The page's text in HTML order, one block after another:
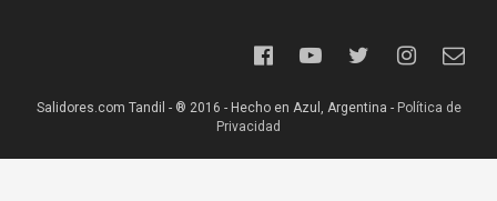
Salidores.com Tandil - ® 2016 - Hecho en Azul, Argentina - Política de
Privacidad